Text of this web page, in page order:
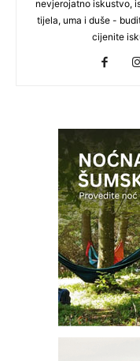
nevjerojatno iskustvo,
tijela, uma i duše -
cijenite